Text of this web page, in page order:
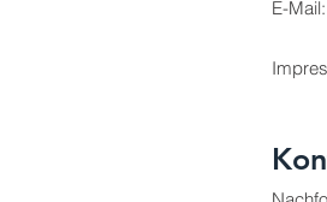
E-Mail: